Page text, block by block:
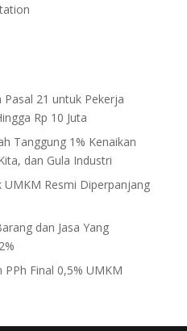
21 untuk Pekerja
Rp 10 Juta
Tanggung 1% Kenaikan
dan Gula Industri
UMKM Resmi Diperpanjang
dan Jasa Yang
Final 0,5% UMKM